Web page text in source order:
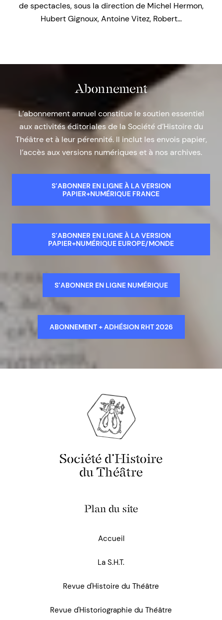
de spectacles, sous la direction de Michel Hermon,
Hubert Gignoux, Antoine Vitez, Robert…
Abonnement
L’abonnement annuel constitue le soutien essentiel
aux activités éditoriales de la Société d’Histoire du
Théâtre et à leur pérennité. Il inclut les envois papier,
l’accès aux versions numériques et à nos archives.
S’ABONNER EN LIGNE À LA VERSION
PAPIER+NUMÉRIQUE FRANCE
S’ABONNER EN LIGNE À LA VERSION
PAPIER+NUMÉRIQUE EUROPE/MONDE
S’ABONNER EN LIGNE NUMÉRIQUE
ABONNEMENT + ADHÉSION RHT 2026
Société d'Histoire
du Théâtre
Plan du site
Accueil
La S.H.T.
Revue d'Histoire du Théâtre
Revue d'Historiographie du Théâtre